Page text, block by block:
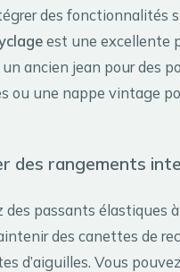
des fonctionnalités
est une excellente
ancien jean pour des
ou une nappe vintage
des rangements
des passants élastiques
des canettes de
d’aiguilles. Vous